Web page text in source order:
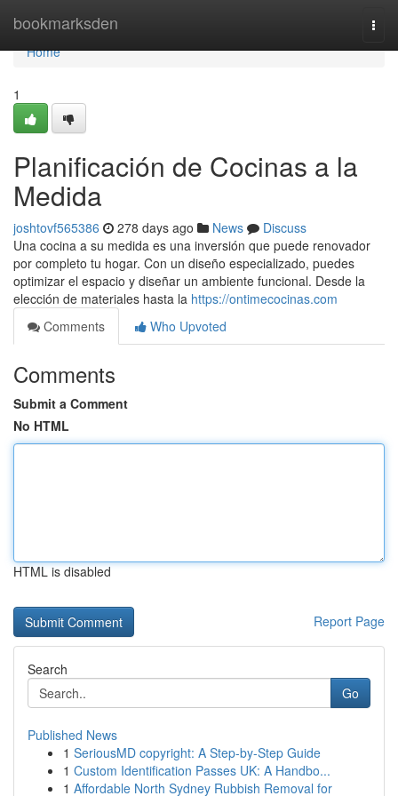
bookmarksden
Home
Home
1
Planificación de Cocinas a la
Medida
joshtovf565386 278 days ago News
Discuss
Una cocina a su medida es una inversión que puede renovador
por completo tu hogar. Con un diseño especializado, puedes
optimizar el espacio y diseñar un ambiente funcional. Desde la
elección de materiales hasta la https://ontimecocinas.com
Comments
Who Upvoted
Comments
Submit a Comment
No HTML
HTML is disabled
Report Page
Search
Go
Published News
1 SeriousMD copyright: A Step-by-Step Guide
1 Custom Identification Passes UK: A Handbo...
1 Affordable North Sydney Rubbish Removal for